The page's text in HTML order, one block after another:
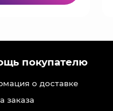
покупателю
о доставке
заказа